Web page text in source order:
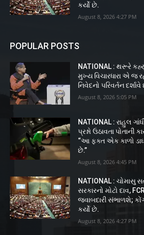
કર્યો છે.
August 8, 2026 4:27 PM
POPULAR POSTS
NATIONAL : થરૂરે
મુખ્ય વિચારધારા એ જ
નિવેદનો પરિવર્તન દર્શાવે
August 8, 2026 5:05 PM
NATIONAL : રાહુલ
પ્રશ્નો ઉઠાવતા પોતાની
“આ ફક્ત એક કાળો
છે.”
August 8, 2026 4:45 PM
NATIONAL : ચોમાસુ
સરકારનો મોટો દાવ,
જવાબદારી સંભાળશે;
કર્યો છે.
August 8, 2026 4:27 PM